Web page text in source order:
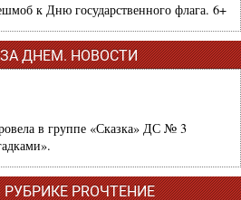
к Дню государственного флага. 6+
ДНЕМ. НОВОСТИ
в группе «Сказка» ДС № 3
PROЧТЕНИЕ